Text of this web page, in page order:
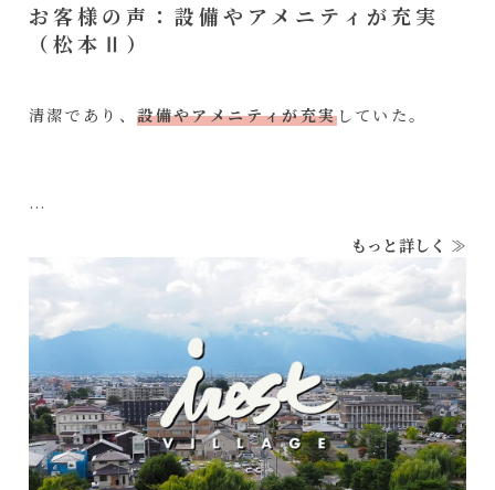
お客様の声：設備やアメニティが充実
（松本Ⅱ）
清潔であり、設備やアメニティが充実していた。
もっと詳しく ≫